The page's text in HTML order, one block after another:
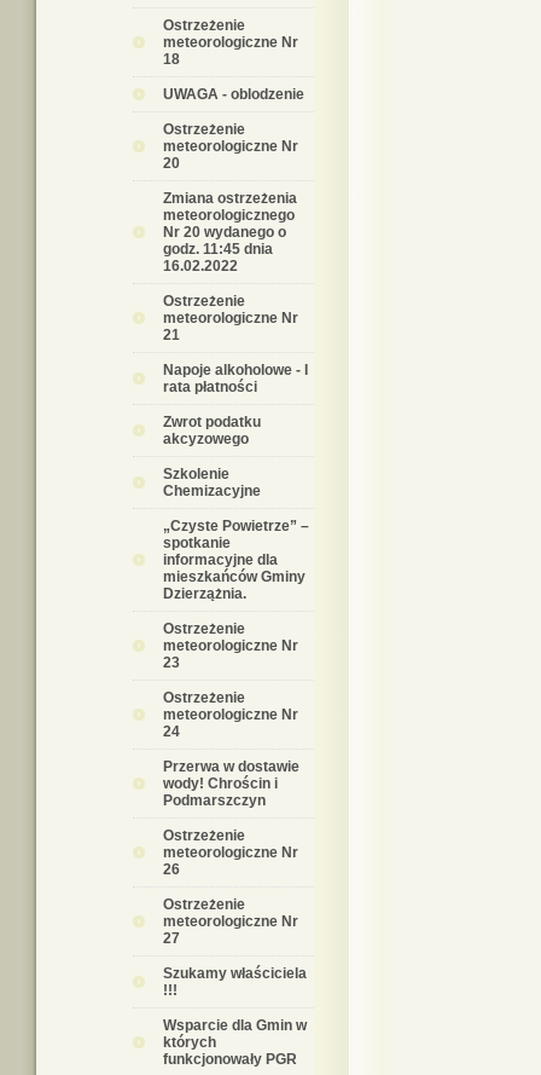
Ostrzeżenie
meteorologiczne Nr
18
UWAGA - oblodzenie
Ostrzeżenie
meteorologiczne Nr
20
Zmiana ostrzeżenia
meteorologicznego
Nr 20 wydanego o
godz. 11:45 dnia
16.02.2022
Ostrzeżenie
meteorologiczne Nr
21
Napoje alkoholowe - I
rata płatności
Zwrot podatku
akcyzowego
Szkolenie
Chemizacyjne
„Czyste Powietrze” –
spotkanie
informacyjne dla
mieszkańców Gminy
Dzierzążnia.
Ostrzeżenie
meteorologiczne Nr
23
Ostrzeżenie
meteorologiczne Nr
24
Przerwa w dostawie
wody! Chrościn i
Podmarszczyn
Ostrzeżenie
meteorologiczne Nr
26
Ostrzeżenie
meteorologiczne Nr
27
Szukamy właściciela
!!!
Wsparcie dla Gmin w
których
funkcjonowały PGR